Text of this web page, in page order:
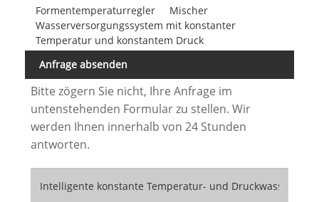
Formentemperaturregler
Mischer
Wasserversorgungssystem mit konstanter
Temperatur und konstantem Druck
Anfrage absenden
Bitte zögern Sie nicht, Ihre Anfrage im
untenstehenden Formular zu stellen. Wir
werden Ihnen innerhalb von 24 Stunden
antworten.